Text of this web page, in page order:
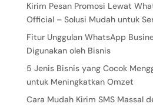
Kirim Pesan Promosi Lewat
Official – Solusi Mudah untuk
Fitur Unggulan WhatsApp
Digunakan oleh Bisnis
5 Jenis Bisnis yang Cocok
untuk Meningkatkan Omzet
Cara Mudah Kirim SMS Massal